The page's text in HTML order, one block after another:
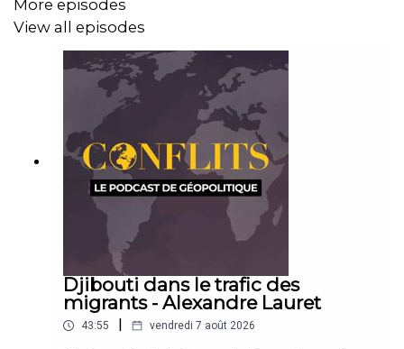
More episodes
View all episodes
Djibouti dans le trafic des
migrants - Alexandre Lauret
43:55 vendredi 7 août 2026